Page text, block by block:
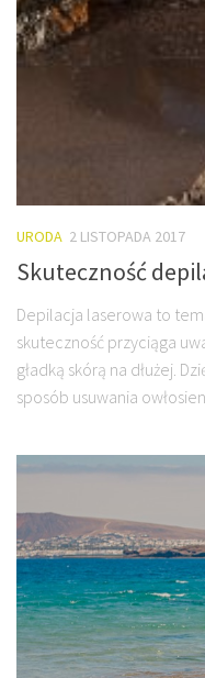
URODA 2 LISTOPADA 2017
Skuteczność
Depilacja laserowa to
skuteczność przyciąga
gładką skórą na dłużej.
sposób usuwania